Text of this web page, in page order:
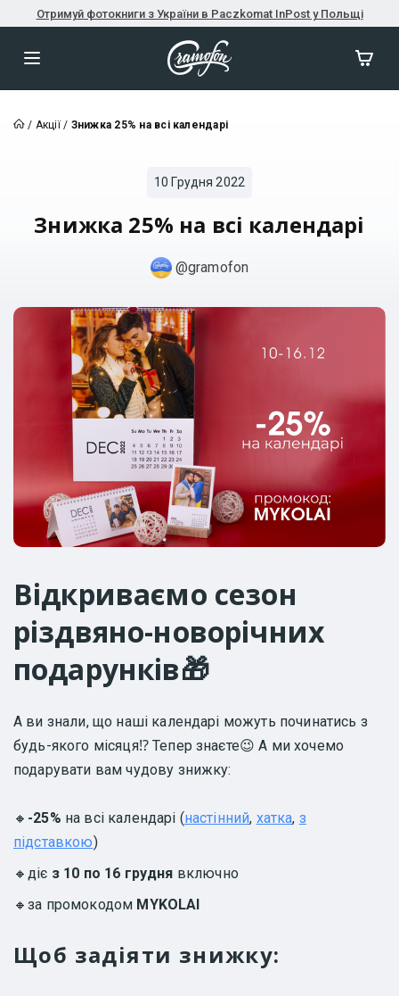
Отримуй фотокниги з України в Paczkomat InPost у Польщі
/ Акції/ Знижка 25% на всі календарі
10 Грудня 2022
Знижка 25% на всі календарі
@gramofon
Відкриваємо сезон
різдвяно-новорічних
подарунків🎁
А ви знали, що наші календарі можуть починатись з
будь-якого місяця⁉️ Тепер знаєте😉 А ми хочемо
подарувати вам чудову знижку:
🔸 -25% на всі календарі (настінний, хатка, з
підставкою)
🔸діє з 10 по 16 грудня включно
🔸за промокодом MYKOLAI
Щоб задіяти знижку: